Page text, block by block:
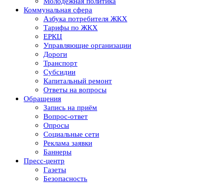
Коммунальная сфера
Азбука потребителя ЖКХ
Тарифы по ЖКХ
ЕРКЦ
Управляющие организации
Дороги
Транспорт
Субсидии
Капитальный ремонт
Ответы на вопросы
Обращения
Запись на приём
Вопрос-ответ
Опросы
Социальные сети
Реклама заявки
Баннеры
Пресс-центр
Газеты
Безопасность